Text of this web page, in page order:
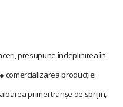
presupune îndeplinirea în
comercializarea producției
primei tranșe de sprijin,